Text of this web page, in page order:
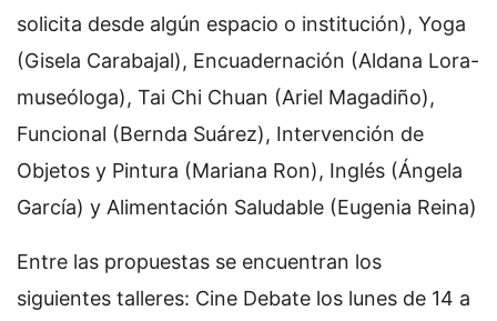
solicita desde algún espacio o institución), Yoga
(Gisela Carabajal), Encuadernación (Aldana Lora-
museóloga), Tai Chi Chuan (Ariel Magadiño),
Funcional (Bernda Suárez), Intervención de
Objetos y Pintura (Mariana Ron), Inglés (Ángela
García) y Alimentación Saludable (Eugenia Reina)
Entre las propuestas se encuentran los
siguientes talleres: Cine Debate los lunes de 14 a